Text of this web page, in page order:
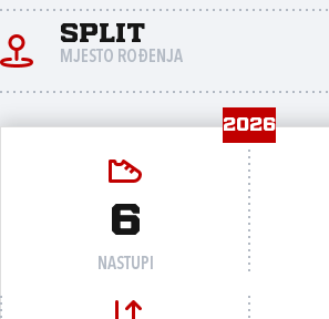
Split
MJESTO ROĐENJA
2026
6
NASTUPI